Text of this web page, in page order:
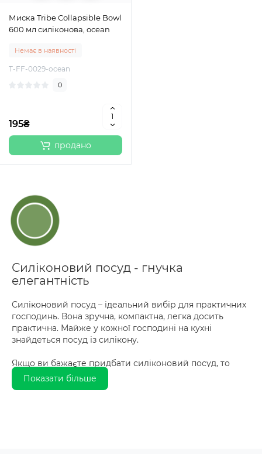
Миска Tribe Collapsible Bowl
600 мл силіконова, ocean
Немає в наявності
T-FF-0029-ocean
0
195₴
продано
Силіконовий посуд - гнучка
елегантність
Силіконовий посуд – ідеальний вибір для практичних
господинь. Вона зручна, компактна, легка досить
практична. Майже у кожної господині на кухні
знайдеться посуд із силікону.
Якщо ви бажаєте придбати силіконовий посуд, то
купити його простіше простого онлайн. У продажу
різноманітні варіанти на будь-який смак та колір.
Показати більше